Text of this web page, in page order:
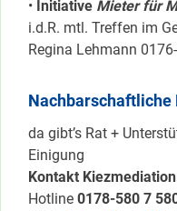
• Initiative Mieter für
i.d.R. mtl. Treffen im
Regina Lehmann
Nachbarschaftliche
da gibt’s Rat +
Einigung
Kontakt
Hotline 0178-580 7